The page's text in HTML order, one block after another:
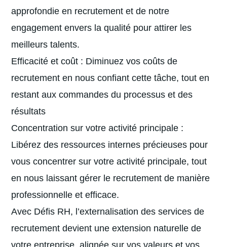
approfondie en recrutement et de notre
engagement envers la qualité pour attirer les
meilleurs talents.
Efficacité et coût : Diminuez vos coûts de
recrutement en nous confiant cette tâche, tout en
restant aux commandes du processus et des
résultats
Concentration sur votre activité principale :
Libérez des ressources internes précieuses pour
vous concentrer sur votre activité principale, tout
en nous laissant gérer le recrutement de manière
professionnelle et efficace.
Avec Défis RH, l’externalisation des services de
recrutement devient une extension naturelle de
votre entreprise, alignée sur vos valeurs et vos